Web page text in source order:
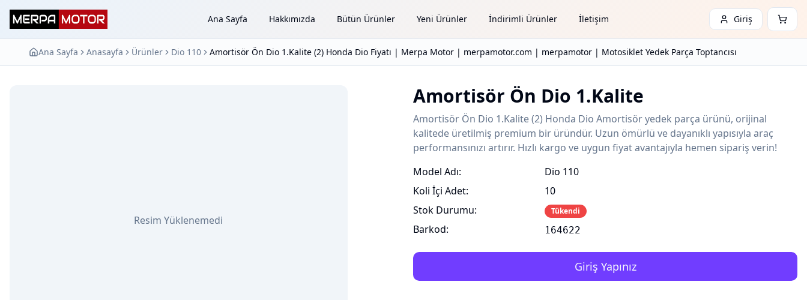
Ana Sayfa Hakkımızda Bütün Ürünler Yeni Ürünler İndirimli Ürünler İletişim Giriş
Ana Sayfa Anasayfa Ürünler Dio 110 Amortisör Ön Dio 1.Kalite (2) Honda Dio Fiyatı | Merpa Motor | merpamotor.com | merpamotor | Motosiklet Yedek Parça Toptancısı
Resim Yüklenemedi
Amortisör Ön Dio 1.Kalite
Amortisör Ön Dio 1.Kalite (2) Honda Dio Amortisör yedek parça ürünü, orijinal
kalitede üretilmiş premium bir üründür. Uzun ömürlü ve dayanıklı yapısıyla araç
performansınızı artırır. Hızlı kargo ve uygun fiyat avantajıyla hemen sipariş verin!
Model Adı:
Koli İçi Adet:
Stok Durumu:
Barkod:
Dio 110
10
Tükendi
164622
Giriş Yapınız